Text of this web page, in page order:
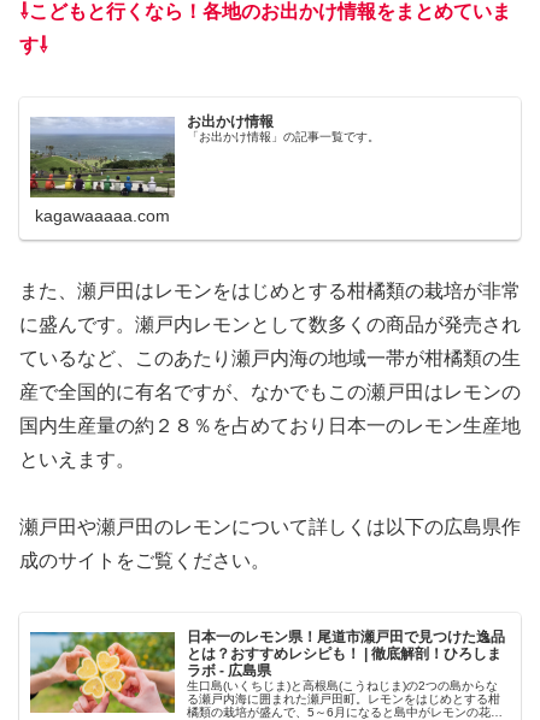
⇩こどもと行くなら！各地のお出かけ情報をまとめていま
す⇩
お出かけ情報
「お出かけ情報」の記事一覧です。
kagawaaaaa.com
また、瀬戸田はレモンをはじめとする柑橘類の栽培が非常
に盛んです。瀬戸内レモンとして数多くの商品が発売され
ているなど、このあたり瀬戸内海の地域一帯が柑橘類の生
産で全国的に有名ですが、なかでもこの瀬戸田はレモンの
国内生産量の約２８％を占めており日本一のレモン生産地
といえます。
瀬戸田や瀬戸田のレモンについて詳しくは以下の広島県作
成のサイトをご覧ください。
日本一のレモン県！尾道市瀬戸田で見つけた逸品
とは？おすすめレシピも！ | 徹底解剖！ひろしま
ラボ - 広島県
生口島(いくちじま)と高根島(こうねじま)の2つの島からな
る瀬戸内海に囲まれた瀬戸田町。レモンをはじめとする柑
橘類の栽培が盛んで、5～6月になると島中がレモンの花の